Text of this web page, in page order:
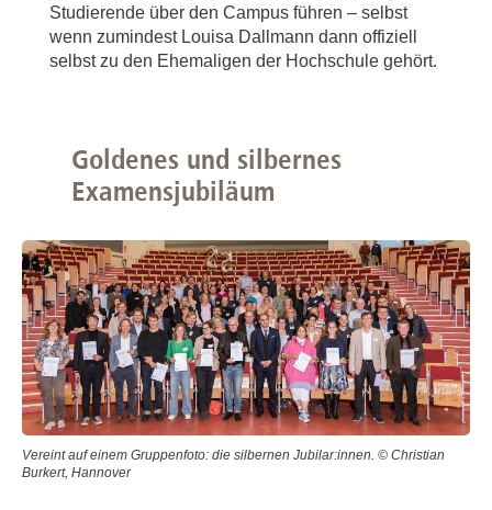
Studierende über den Campus führen – selbst
wenn zumindest Louisa Dallmann dann offiziell
selbst zu den Ehemaligen der Hochschule gehört.
Goldenes und silbernes
Examensjubiläum
Vereint auf einem Gruppenfoto: die silbernen Jubilar:innen. © Christian
Burkert, Hannover